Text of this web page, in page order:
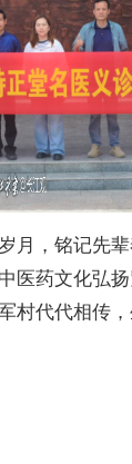
月，铭记先
医药文化弘
村代代相传